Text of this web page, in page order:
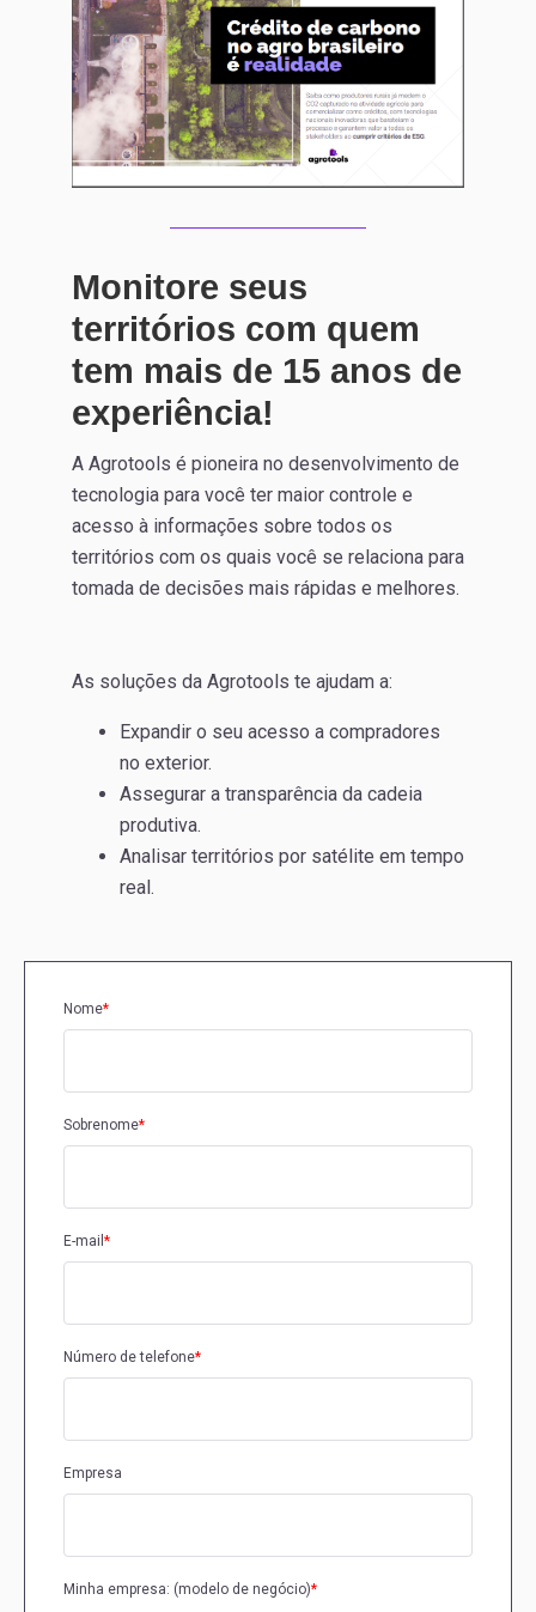
Monitore seus
territórios com quem
tem mais de 15 anos de
experiência!
A Agrotools é pioneira no desenvolvimento de
tecnologia para você ter maior controle e
acesso à informações sobre todos os
territórios com os quais você se relaciona para
tomada de decisões mais rápidas e melhores.
As soluções da Agrotools te ajudam a:
Expandir o seu acesso a compradores
no exterior.
Assegurar a transparência da cadeia
produtiva.
Analisar territórios por satélite em tempo
real.
Nome*
Sobrenome*
E-mail *
Número de telefone*
Empresa
Minha empresa: (modelo de negócio)*